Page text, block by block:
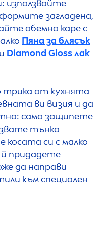
използвайте
загладена,
обемно каре с
Пяна за блясък
и Diamond Gloss лак
трика от кухнята
ви визия и да
само защипете
тънка
косата си с малко
придадете
да направи
към специален